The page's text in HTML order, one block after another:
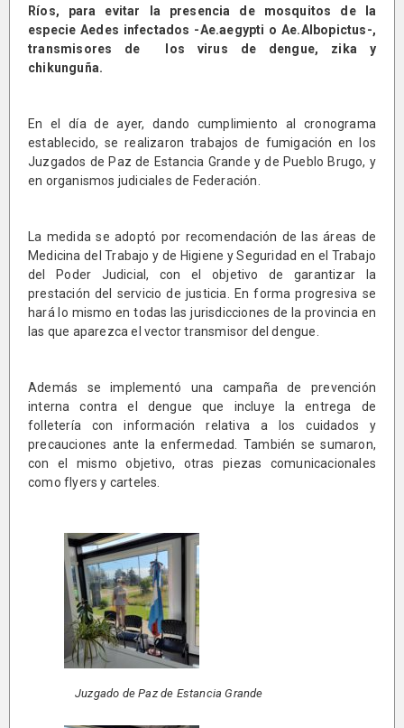
Ríos, para evitar la presencia de mosquitos de la
especie Aedes infectados -Ae.aegypti o Ae.Albopictus-,
transmisores de los virus de dengue, zika y
chikunguña.
En el día de ayer, dando cumplimiento al cronograma
establecido, se realizaron trabajos de fumigación en los
Juzgados de Paz de Estancia Grande y de Pueblo Brugo, y
en organismos judiciales de Federación.
La medida se adoptó por recomendación de las áreas de
Medicina del Trabajo y de Higiene y Seguridad en el Trabajo
del Poder Judicial, con el objetivo de garantizar la
prestación del servicio de justicia. En forma progresiva se
hará lo mismo en todas las jurisdicciones de la provincia en
las que aparezca el vector transmisor del dengue.
Además se implementó una campaña de prevención
interna contra el dengue que incluye la entrega de
folletería con información relativa a los cuidados y
precauciones ante la enfermedad. También se sumaron,
con el mismo objetivo, otras piezas comunicacionales
como flyers y carteles.
Juzgado de Paz de Estancia Grande